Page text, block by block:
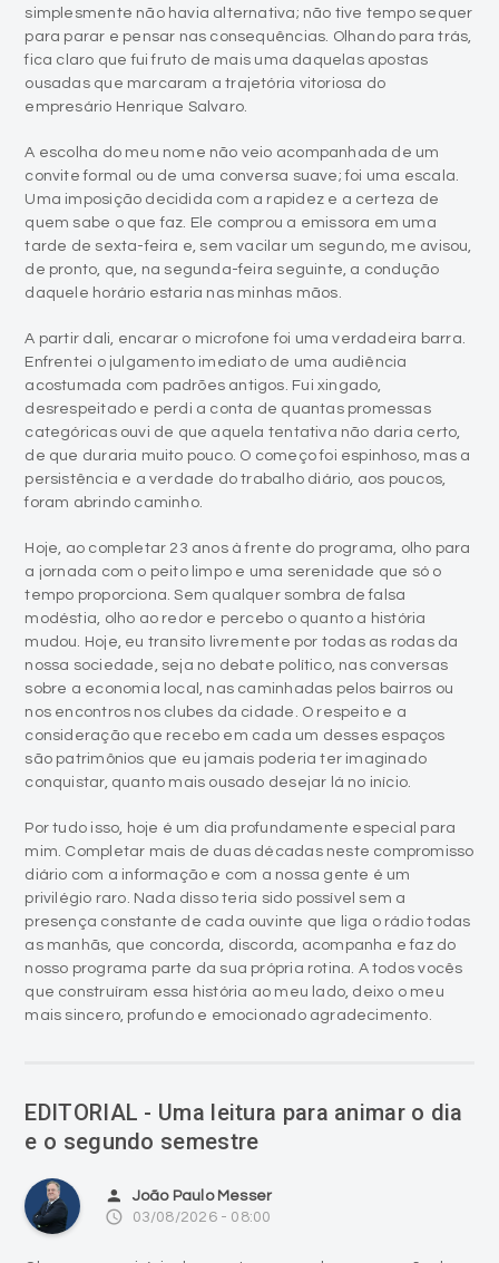
simplesmente não havia alternativa; não tive tempo sequer
para parar e pensar nas consequências. Olhando para trás,
fica claro que fui fruto de mais uma daquelas apostas
ousadas que marcaram a trajetória vitoriosa do
empresário Henrique Salvaro.
A escolha do meu nome não veio acompanhada de um
convite formal ou de uma conversa suave; foi uma escala.
Uma imposição decidida com a rapidez e a certeza de
quem sabe o que faz. Ele comprou a emissora em uma
tarde de sexta-feira e, sem vacilar um segundo, me avisou,
de pronto, que, na segunda-feira seguinte, a condução
daquele horário estaria nas minhas mãos.
A partir dali, encarar o microfone foi uma verdadeira barra.
Enfrentei o julgamento imediato de uma audiência
acostumada com padrões antigos. Fui xingado,
desrespeitado e perdi a conta de quantas promessas
categóricas ouvi de que aquela tentativa não daria certo,
de que duraria muito pouco. O começo foi espinhoso, mas a
persistência e a verdade do trabalho diário, aos poucos,
foram abrindo caminho.
Hoje, ao completar 23 anos à frente do programa, olho para
a jornada com o peito limpo e uma serenidade que só o
tempo proporciona. Sem qualquer sombra de falsa
modéstia, olho ao redor e percebo o quanto a história
mudou. Hoje, eu transito livremente por todas as rodas da
nossa sociedade, seja no debate político, nas conversas
sobre a economia local, nas caminhadas pelos bairros ou
nos encontros nos clubes da cidade. O respeito e a
consideração que recebo em cada um desses espaços
são patrimônios que eu jamais poderia ter imaginado
conquistar, quanto mais ousado desejar lá no início.
Por tudo isso, hoje é um dia profundamente especial para
mim. Completar mais de duas décadas neste compromisso
diário com a informação e com a nossa gente é um
privilégio raro. Nada disso teria sido possível sem a
presença constante de cada ouvinte que liga o rádio todas
as manhãs, que concorda, discorda, acompanha e faz do
nosso programa parte da sua própria rotina. A todos vocês
que construíram essa história ao meu lado, deixo o meu
mais sincero, profundo e emocionado agradecimento.
EDITORIAL - Uma leitura para animar o dia
e o segundo semestre
person João Paulo Messer
access_time 03/08/2026 - 08:00